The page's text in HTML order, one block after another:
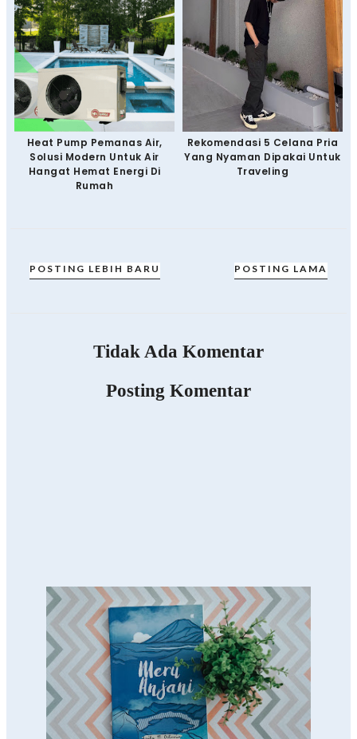
Heat Pump Pemanas Air,
Solusi Modern Untuk Air
Hangat Hemat Energi Di
Rumah
Rekomendasi 5 Celana Pria
Yang Nyaman Dipakai Untuk
Traveling
POSTING LEBIH BARU POSTING LAMA
Tidak Ada Komentar
Posting Komentar